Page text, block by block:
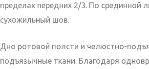
пределах передних 2/3. По срединной
сухожильный шов.
Дно ротовой полсти и челюстно-
подъязычные ткани. Благодаря